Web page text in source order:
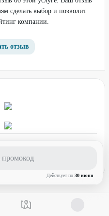
Действует по 30 июня
сделать выбор и позволит
компании.
отзыв